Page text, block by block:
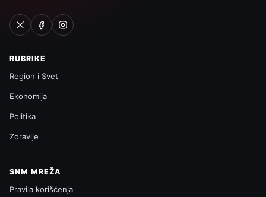
RUBRIKE
Region i Svet
Ekonomija
Politika
Zdravlje
SNM MREŽA
Pravila korišćenja